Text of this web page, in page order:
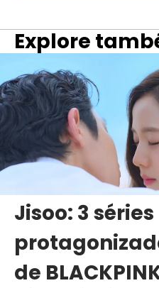
Explore
Jisoo: 3 séries
de